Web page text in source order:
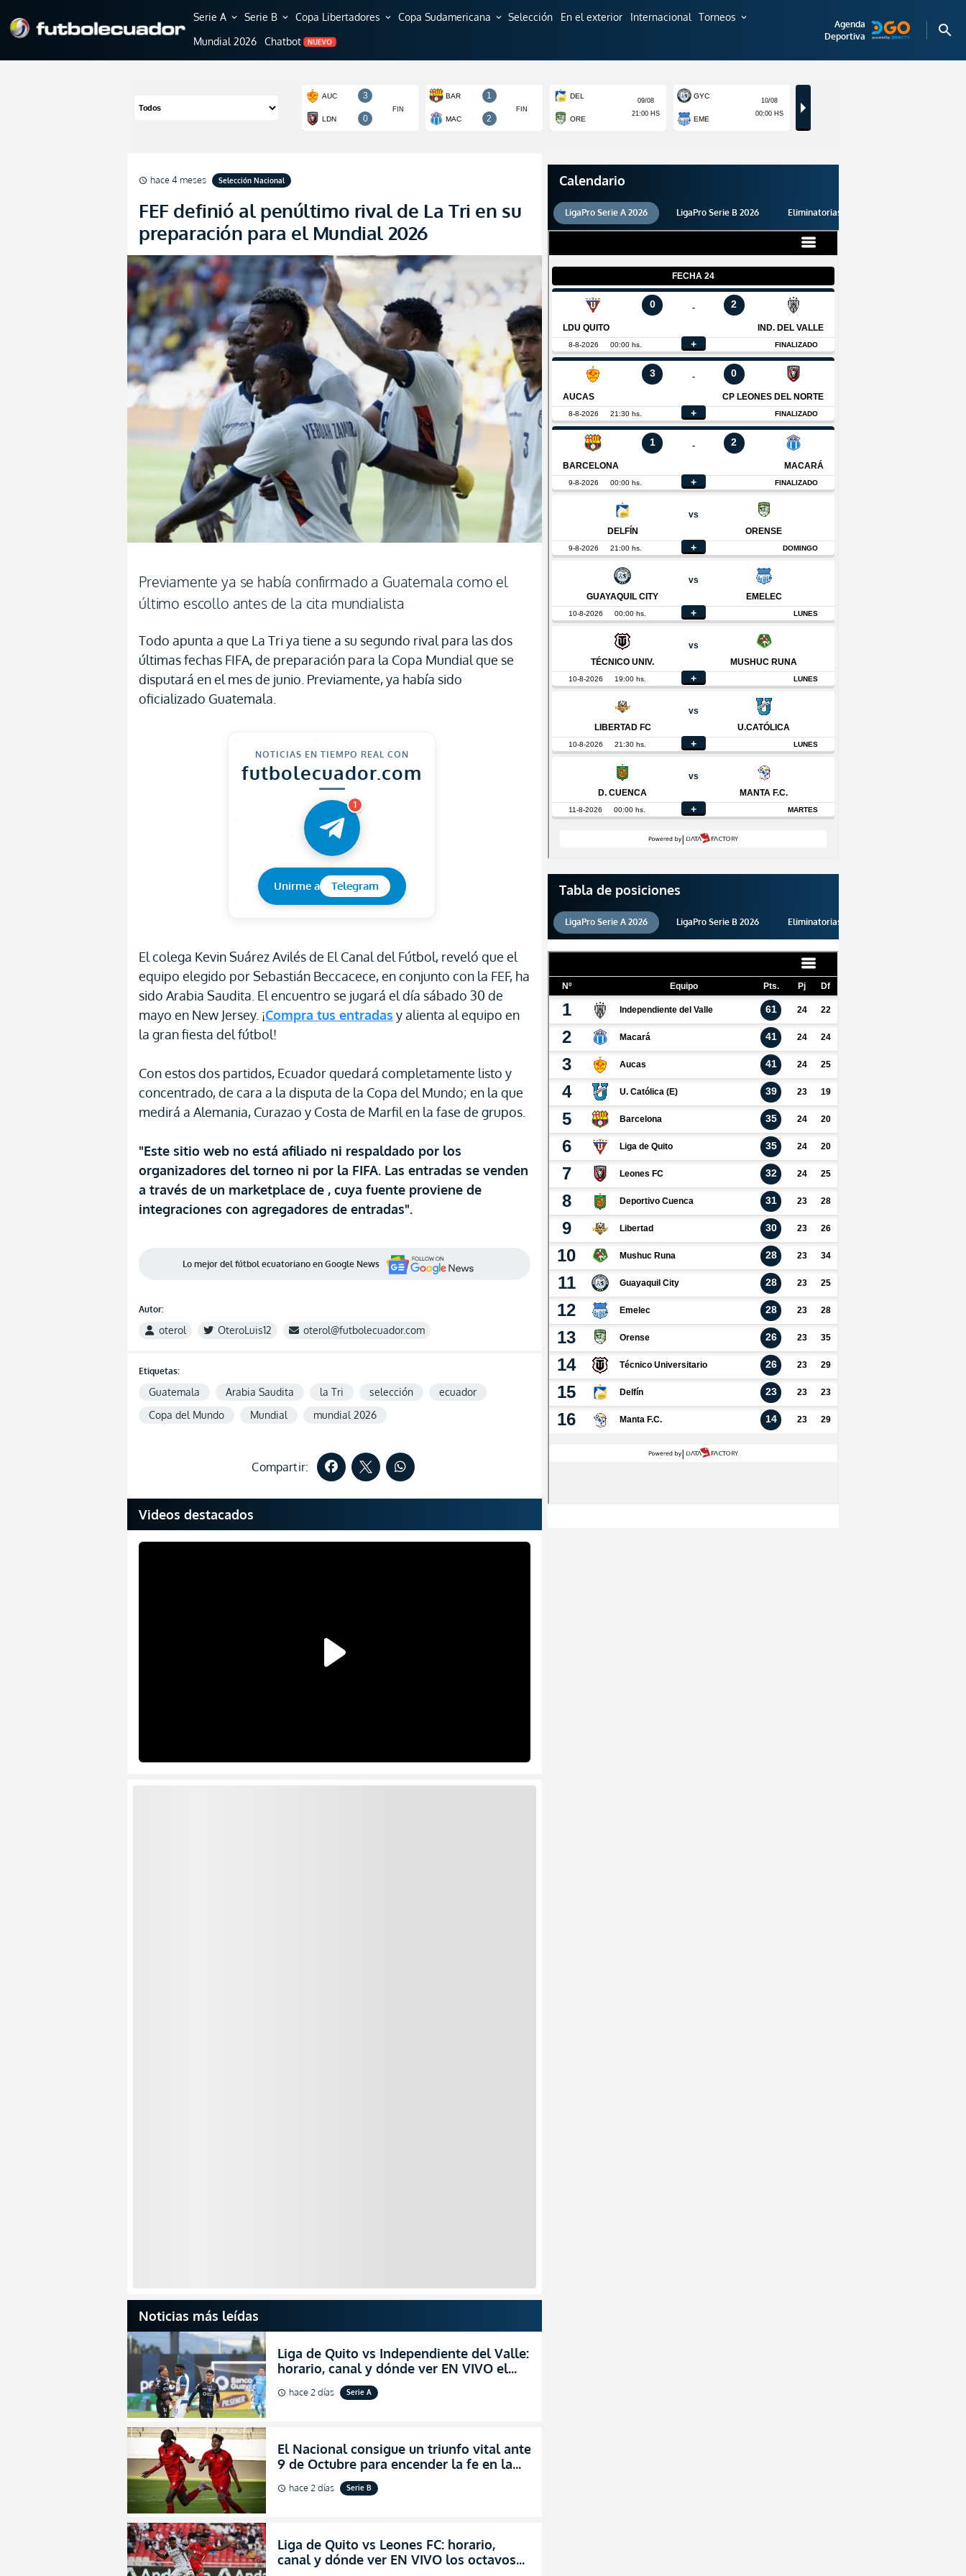
Serie A expand_more Serie B expand_more Copa Libertadores expand_more Copa Sudamericana expand_more Selección En el exterior Internacional Torneos expand_more
Mundial 2026 Chatbot NUEVO
Agenda
Deportiva
search
schedule hace 4 meses Selección Nacional
FEF definió al penúltimo rival de La Tri en su
preparación para el Mundial 2026
Previamente ya se había confirmado a Guatemala como el
último escollo antes de la cita mundialista
Todo apunta a que La Tri ya tiene a su segundo rival para las dos
últimas fechas FIFA, de preparación para la Copa Mundial que se
disputará en el mes de junio. Previamente, ya había sido
oficializado Guatemala.
NOTICIAS EN TIEMPO REAL CON
futbolecuador.com
1
Unirme a Telegram
El colega Kevin Suárez Avilés de El Canal del Fútbol, reveló que el
equipo elegido por Sebastián Beccacece, en conjunto con la FEF, ha
sido Arabia Saudita. El encuentro se jugará el día sábado 30 de
mayo en New Jersey. ¡Compra tus entradas y alienta al equipo en
la gran fiesta del fútbol!
Con estos dos partidos, Ecuador quedará completamente listo y
concentrado, de cara a la disputa de la Copa del Mundo; en la que
medirá a Alemania, Curazao y Costa de Marfil en la fase de grupos.
"Este sitio web no está afiliado ni respaldado por los
organizadores del torneo ni por la FIFA. Las entradas se venden
a través de un marketplace de , cuya fuente proviene de
integraciones con agregadores de entradas".
Lo mejor del fútbol ecuatoriano en Google News
Autor:
oterol OteroLuis12 oterol@futbolecuador.com
Etiquetas:
Guatemala Arabia Saudita la Tri selección
ecuador
Copa del Mundo
Mundial mundial 2026
Compartir:
Videos destacados
Noticias más leídas
Liga de Quito vs Independiente del Valle:
horario, canal y dónde ver EN VIVO el
partidazo por la fecha 24 de la LigaPro
2026
schedule hace 2 días Serie A
El Nacional consigue un triunfo vital ante
9 de Octubre para encender la fe en la
schedule hace 2 días Serie B
Liga de Quito vs Leones FC: horario,
canal y dónde ver EN VIVO los octavos
Calendario
LigaPro Serie A 2026 LigaPro Serie B 2026 Eliminatorias 2026
Tabla de posiciones
LigaPro Serie A 2026 LigaPro Serie B 2026 Eliminatorias 2026